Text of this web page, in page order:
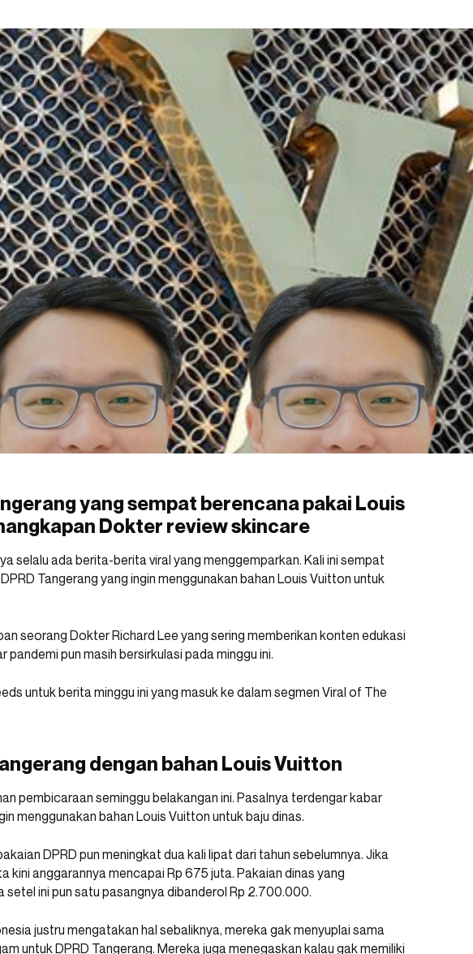
yang sempat berencana pakai Louis
Dokter review skincare
selalu ada berita-berita viral yang menggemparkan. Kali ini sempat
Tangerang yang ingin menggunakan bahan Louis Vuitton untuk
seorang Dokter Richard Lee yang sering memberikan konten edukasi
pandemi pun masih bersirkulasi pada minggu ini.
untuk berita minggu ini yang masuk ke dalam segmen Viral of The
dengan bahan Louis Vuitton
pembicaraan seminggu belakangan ini. Pasalnya terdengar kabar
menggunakan bahan Louis Vuitton untuk baju dinas.
DPRD pun meningkat dua kali lipat dari tahun sebelumnya. Jika
kini anggarannya mencapai Rp 675 juta. Pakaian dinas yang
setel ini pun satu pasangnya dibanderol Rp 2.700.000.
justru mengatakan hal sebaliknya, mereka gak menyuplai sama
untuk DPRD Tangerang. Mereka juga menegaskan kalau gak memiliki